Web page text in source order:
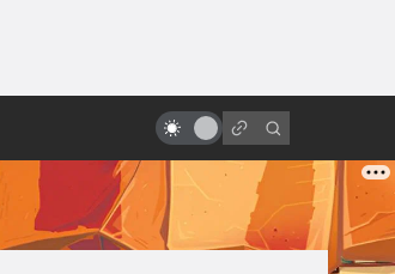
в Зоне Посещения